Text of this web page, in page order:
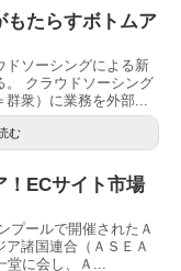
もたらすボトムア
ドソーシングによる新
。 クラウドソーシング
群衆）に業務を外部...
む
！ECサイト市場
プールで開催されたＡ
ア諸国連合（ＡＳＥＡ
堂に会し、Ａ...